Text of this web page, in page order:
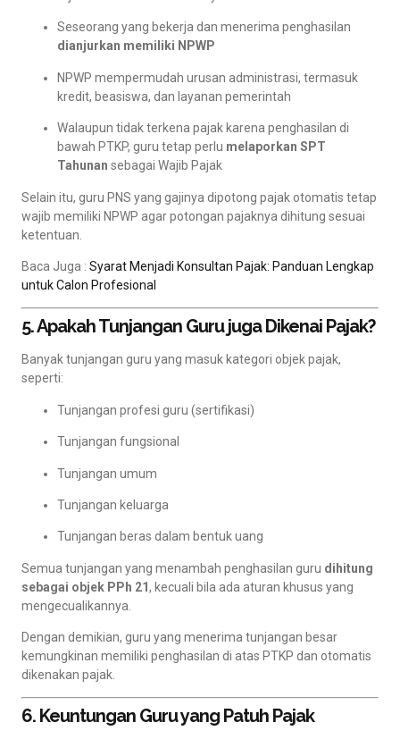
Seseorang yang bekerja dan menerima penghasilan
dianjurkan memiliki NPWP
NPWP mempermudah urusan administrasi, termasuk
kredit, beasiswa, dan layanan pemerintah
Walaupun tidak terkena pajak karena penghasilan di
bawah PTKP, guru tetap perlu melaporkan SPT
Tahunan sebagai Wajib Pajak
Selain itu, guru PNS yang gajinya dipotong pajak otomatis tetap
wajib memiliki NPWP agar potongan pajaknya dihitung sesuai
ketentuan.
Baca Juga : Syarat Menjadi Konsultan Pajak: Panduan Lengkap
untuk Calon Profesional
5. Apakah Tunjangan Guru juga Dikenai Pajak?
Banyak tunjangan guru yang masuk kategori objek pajak,
seperti:
Tunjangan profesi guru (sertifikasi)
Tunjangan fungsional
Tunjangan umum
Tunjangan keluarga
Tunjangan beras dalam bentuk uang
Semua tunjangan yang menambah penghasilan guru dihitung
sebagai objek PPh 21, kecuali bila ada aturan khusus yang
mengecualikannya.
Dengan demikian, guru yang menerima tunjangan besar
kemungkinan memiliki penghasilan di atas PTKP dan otomatis
dikenakan pajak.
6. Keuntungan Guru yang Patuh Pajak